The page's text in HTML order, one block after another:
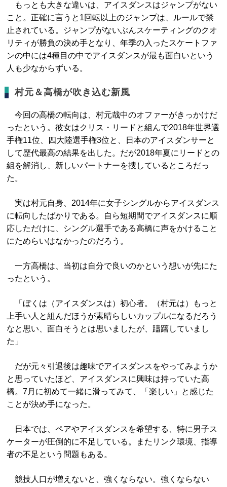
もっとも大きな違いは、アイスダンスはジャンプがない
こと。正確に言うと1回転以上のジャンプは、ルールで禁
止されている。ジャンプがないぶんスケーティングのクオ
リティが勝負の決め手となり、年季の入ったスケートファ
ンの中には4種目の中でアイスダンスが最も面白いという
人も少なからずいる。
村元＆高橋が吹き込む新風
今回の高橋の転向は、村元哉中のオファーがきっかけだ
ったという。彼女はクリス・リードと組んで2018年世界選
手権11位、四大陸選手権3位と、日本のアイスダンサーと
して歴代最高の結果を出した。だが2018年夏にリードとの
組を解消し、新しいパートナーを捜しているところだっ
た。
実は村元自身、2014年に女子シングルからアイスダンス
に転向したばかりである。自ら短期間でアイスダンスに順
応しただけに、シングル選手である高橋に声をかけること
にためらいはなかったのだろう。
一方高橋は、当初は自分で良いのかという想いが先にた
ったという。
「ぼくは（アイスダンスは）初心者。（村元は）もっと
上手い人と組んだほうが素晴らしいカップルになるだろう
なと思い、面白そうとは思いましたが、躊躇していまし
た」
だが元々引退後は趣味でアイスダンスをやってみようか
と思っていたほど、アイスダンスに興味は持っていた高
橋。7月に初めて一緒に滑ってみて、「楽しい」と感じた
ことが決め手になった。
日本では、ペアやアイスダンスを希望する、特に男子ス
ケーターが圧倒的に不足している。またリンク環境、指導
者の不足という問題もある。
競技人口が増えないと、強くならない。強くならない